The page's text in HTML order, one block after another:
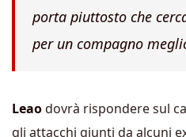
porta piuttosto che
per un compagno
Leaodovrà rispondere sul
gli attacchi giunti da alcuni